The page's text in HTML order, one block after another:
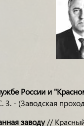
России и
- (Заводская
заводу//